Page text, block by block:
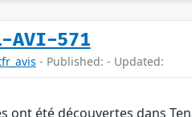
AVI-571
- Published: - Updated:
ont été découvertes dans